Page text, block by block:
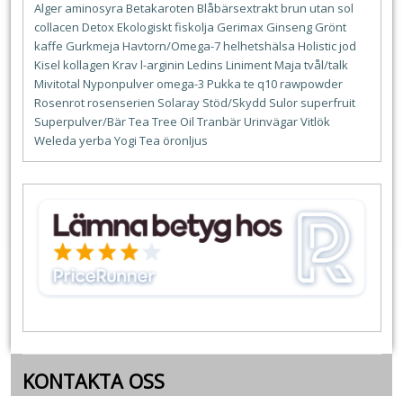
Alger aminosyra Betakaroten Blåbärsextraktbrun utan sol
collacen DetoxEkologisktfiskolja Gerimax Ginseng Grönt
kaffe Gurkmeja Havtorn/Omega-7helhetshälsa Holisticjod
Kisel kollagen Kravl-arginin Ledins LinimentMaja tvål/talk
Mivitotal Nyponpulver omega-3 Pukka te q10rawpowder
Rosenrotrosenserien Solaray Stöd/Skydd Sulor superfruit
Superpulver/BärTea Tree Oil TranbärUrinvägarVitlök
Weleda yerba Yogi Tea öronljus
KONTAKTA OSS